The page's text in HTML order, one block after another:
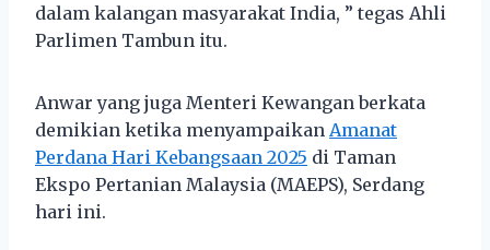
dalam kalangan masyarakat India, ” tegas Ahli
Parlimen Tambun itu.
Anwar yang juga Menteri Kewangan berkata
demikian ketika menyampaikan Amanat
Perdana Hari Kebangsaan 2025 di Taman
Ekspo Pertanian Malaysia (MAEPS), Serdang
hari ini.